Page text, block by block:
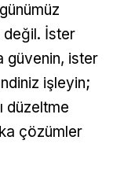
değil. İster
güvenin, ister
işleyin;
düzeltme
çözümler